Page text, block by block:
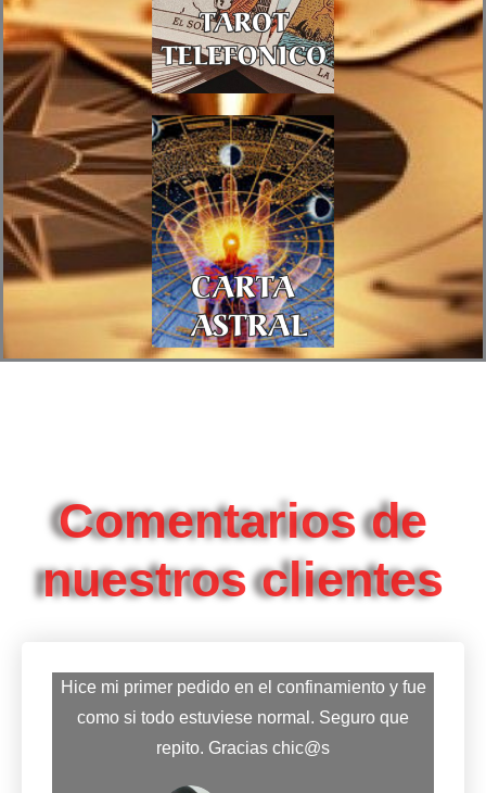
Comentarios de
nuestros clientes
Hice mi primer pedido en el confinamiento y fue
como si todo estuviese normal. Seguro que
repito. Gracias chic@s